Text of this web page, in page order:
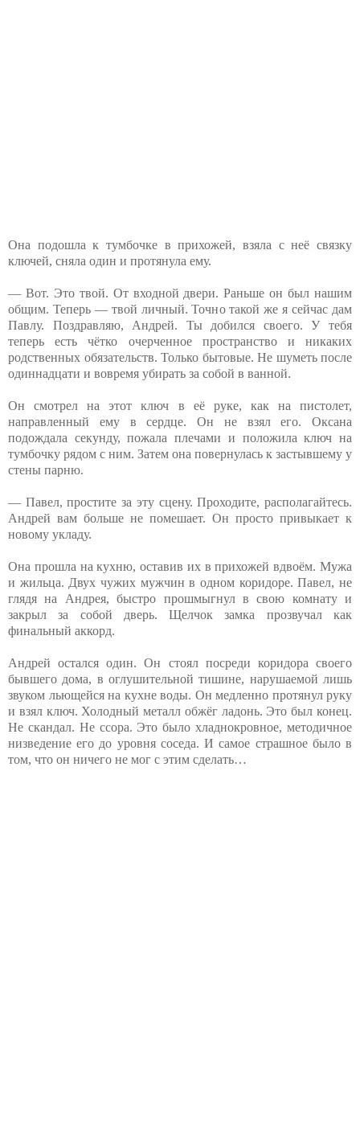
Она подошла к тумбочке в прихожей, взяла с неё связку
ключей, сняла один и протянула ему.
— Вот. Это твой. От входной двери. Раньше он был нашим
общим. Теперь — твой личный. Точно такой же я сейчас дам
Павлу. Поздравляю, Андрей. Ты добился своего. У тебя
теперь есть чётко очерченное пространство и никаких
родственных обязательств. Только бытовые. Не шуметь после
одиннадцати и вовремя убирать за собой в ванной.
Он смотрел на этот ключ в её руке, как на пистолет,
направленный ему в сердце. Он не взял его. Оксана
подождала секунду, пожала плечами и положила ключ на
тумбочку рядом с ним. Затем она повернулась к застывшему у
стены парню.
— Павел, простите за эту сцену. Проходите, располагайтесь.
Андрей вам больше не помешает. Он просто привыкает к
новому укладу.
Она прошла на кухню, оставив их в прихожей вдвоём. Мужа
и жильца. Двух чужих мужчин в одном коридоре. Павел, не
глядя на Андрея, быстро прошмыгнул в свою комнату и
закрыл за собой дверь. Щелчок замка прозвучал как
финальный аккорд.
Андрей остался один. Он стоял посреди коридора своего
бывшего дома, в оглушительной тишине, нарушаемой лишь
звуком льющейся на кухне воды. Он медленно протянул руку
и взял ключ. Холодный металл обжёг ладонь. Это был конец.
Не скандал. Не ссора. Это было хладнокровное, методичное
низведение его до уровня соседа. И самое страшное было в
том, что он ничего не мог с этим сделать…